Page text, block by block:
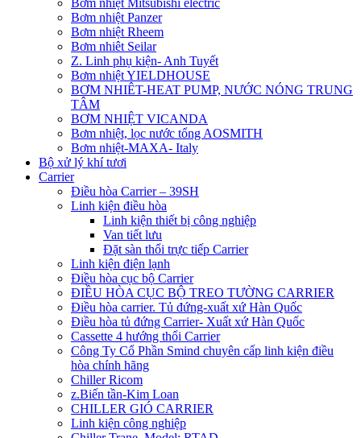
Bơm nhiệt Mitsubishi electric
Bơm nhiệt Panzer
Bơm nhiệt Rheem
Bơm nhiêt Seilar
Z. Linh phụ kiện- Anh Tuyết
Bơm nhiệt YIELDHOUSE
BƠM NHIÊT-HEAT PUMP, NƯỚC NÓNG TRUNG
TÂM
BƠM NHIỆT VICANDA
Bơm nhiệt, lọc nước tổng AOSMITH
Bơm nhiệt-MAXA- Italy
Bộ xử lý khí tươi
Carrier
Điều hòa Carrier – 39SH
Linh kiện điều hòa
Linh kiện thiết bị công nghiệp
Van tiết lưu
Đặt sàn thổi trực tiếp Carrier
Linh kiện điện lạnh
Điều hòa cục bộ Carrier
ĐIỀU HÒA CỤC BỘ TREO TƯỜNG CARRIER
Điều hòa carrier. Tủ đứng-xuất xứ Hàn Quốc
Điều hòa tủ đứng Carrier- Xuất xứ Hàn Quốc
Cassette 4 hướng thổi Carrier
Công Ty Cổ Phần Smind chuyên cấp linh kiện điều
hòa chính hãng
Chiller Ricom
z.Biến tần-Kim Loan
CHILLER GIÓ CARRIER
Linh kiện công nghiệp